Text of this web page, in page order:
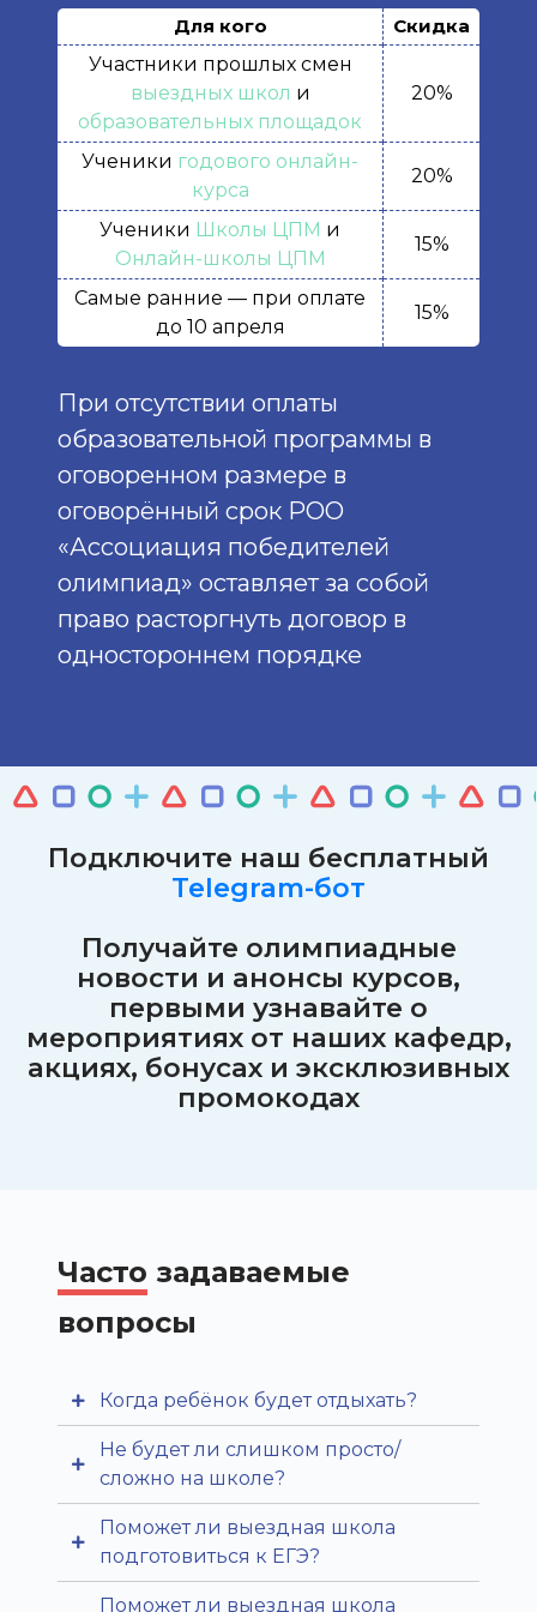
Для кого
Скидка
Участники прошлых смен
выездных школ и
образовательных площадок
20%
Ученики годового онлайн-
курса
20%
Ученики Школы ЦПМ и
Онлайн-школы ЦПМ
15%
Самые ранние — при оплате
до 10 апреля
15%
При отсутствии оплаты
образовательной программы в
оговоренном размере в
оговорённый срок РОО
«Ассоциация победителей
олимпиад» оставляет за собой
право расторгнуть договор в
одностороннем порядке
Подключите наш бесплатный
Telegram-бот
Получайте олимпиадные
новости и анонсы курсов,
первыми узнавайте о
мероприятиях от наших кафедр,
акциях, бонусах и эксклюзивных
промокодах
Часто задаваемые
вопросы
Когда ребёнок будет отдыхать?
День сбалансирован: во
второй половине дня
учебные пары сменяются
досугом — спортом,
мастер-классами, играми
Не будет ли слишком просто/
сложно на школе?
Наши опытные
преподаватели
Поможет ли выездная школа
подготовиться к ЕГЭ?
Поможет ли выездная школа